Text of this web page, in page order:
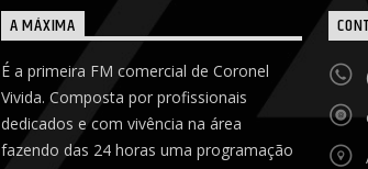
A MÁXIMA
É a primeira FM comercial de Coronel
Vivida. Composta por profissionais
dedicados e com vivência na área
fazendo das 24 horas uma programação